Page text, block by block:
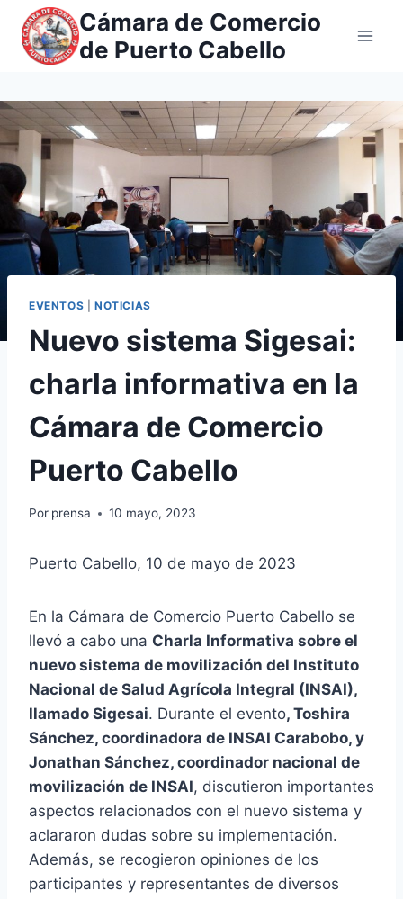
Saltar
contenido
Cámara de Comercio
de Puerto Cabello
EVENTOS NOTICIAS
Nuevo sistema Sigesai:
charla informativa en la
Cámara de Comercio
Puerto Cabello
Por prensa 10 mayo, 2023
Puerto Cabello, 10 de mayo de 2023
En la Cámara de Comercio Puerto Cabello se
llevó a cabo una Charla Informativa sobre el
nuevo sistema de movilización del Instituto
Nacional de Salud Agrícola Integral (INSAI),
llamado Sigesai. Durante el evento, Toshira
Sánchez, coordinadora de INSAI Carabobo, y
Jonathan Sánchez, coordinador nacional de
movilización de INSAI, discutieron importantes
aspectos relacionados con el nuevo sistema y
aclararon dudas sobre su implementación.
Además, se recogieron opiniones de los
participantes y representantes de diversos